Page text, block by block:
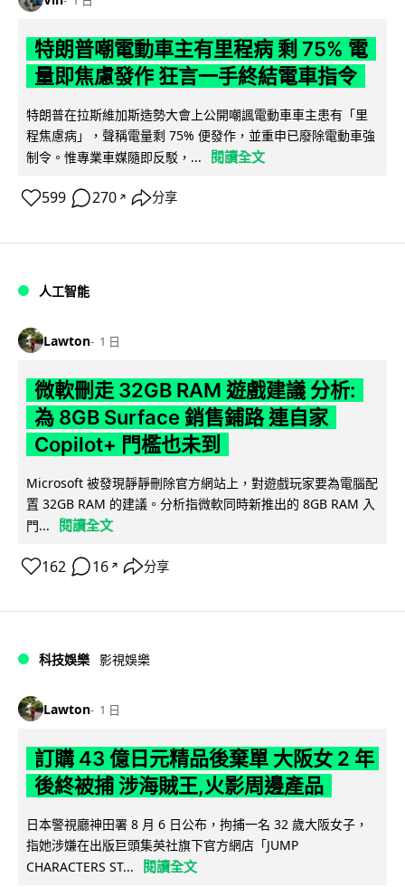
特朗普嘲電動車主有里程病 剩 75% 電
量即焦慮發作 狂言一手終結電車指令
特朗普在拉斯維加斯造勢大會上公開嘲諷電動車車主患有「里
程焦慮病」，聲稱電量剩 75% 便發作，並重申已廢除電動車強
制令。惟專業車媒隨即反駁，...
閱讀全文
599 270 ↗ 分享
人工智能
Lawton 1 日
微軟刪走 32GB RAM 遊戲建議 分析:
為 8GB Surface 銷售鋪路 連自家
Copilot+ 門檻也未到
Microsoft 被發現靜靜刪除官方網站上，對遊戲玩家要為電腦配
置 32GB RAM 的建議。分析指微軟同時新推出的 8GB RAM 入
門...
閱讀全文
162 16 ↗ 分享
科技娛樂 影視娛樂
Lawton 1 日
訂購 43 億日元精品後棄單 大阪女 2 年
後終被捕 涉海賊王,火影周邊產品
日本警視廳神田署 8 月 6 日公布，拘捕一名 32 歲大阪女子，
指她涉嫌在出版巨頭集英社旗下官方網店「JUMP
CHARACTERS ST...
閱讀全文